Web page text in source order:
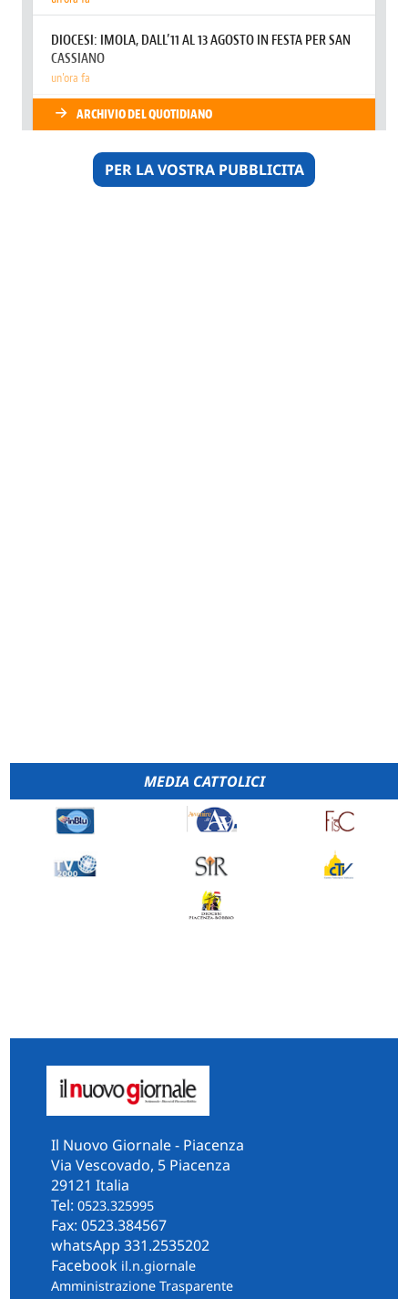
PER LA VOSTRA PUBBLICITA
MEDIA CATTOLICI
Il Nuovo Giornale - Piacenza
Via Vescovado, 5 Piacenza
29121 Italia
Tel: 0523.325995
Fax: 0523.384567
whatsApp 331.2535202
Facebook il.n.giornale
Amministrazione Trasparente